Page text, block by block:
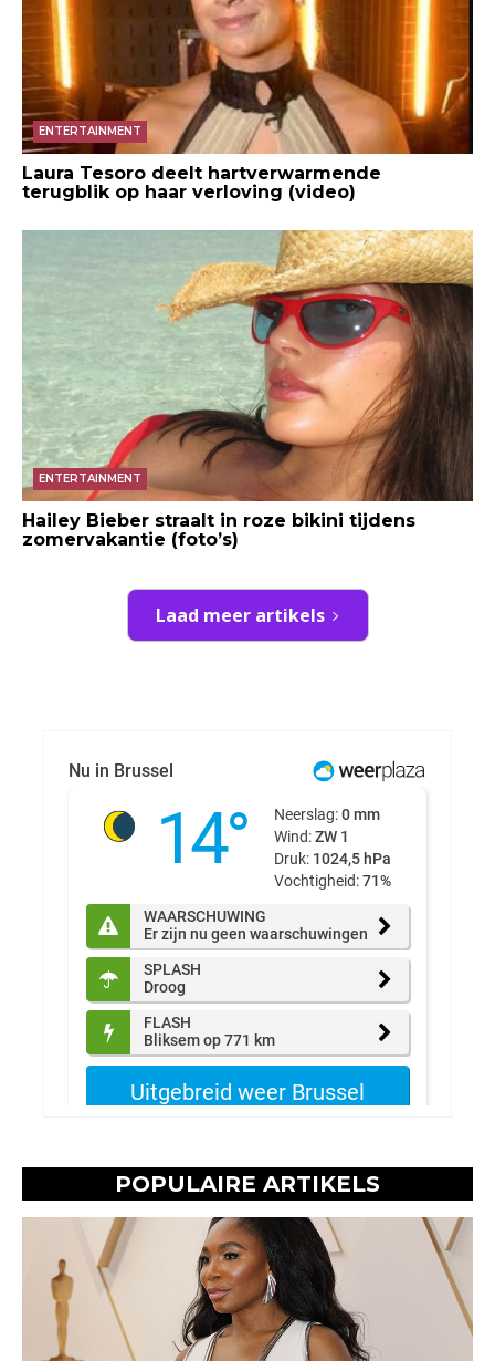
ENTERTAINMENT
Laura Tesoro deelt hartverwarmende
terugblik op haar verloving (video)
ENTERTAINMENT
Hailey Bieber straalt in roze bikini tijdens
zomervakantie (foto’s)
Laad meer artikels
POPULAIRE ARTIKELS